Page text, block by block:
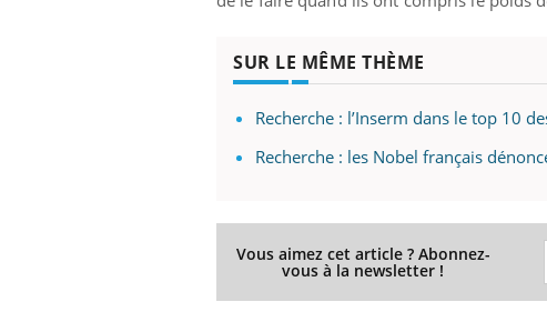
SUR LE MÊME THÈME
Recherche : l’Inserm dans le top 10
Recherche : les Nobel français
Vous aimez cet article ? Abonnez-
vous à la newsletter !
Les médicaments GLP-1
Cytomégalovirus : ce qui
change dans la prise en
enceintes